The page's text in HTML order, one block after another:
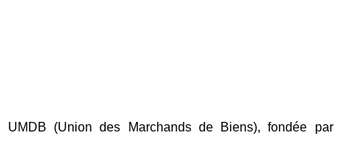
UMDB (Union des Marchands de Biens), fondée par